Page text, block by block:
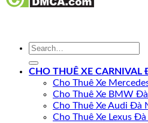
CHO THUÊ XE CARNIVAL
Cho Thuê Xe
Cho Thuê Xe BMW
Cho Thuê Xe Audi Đà
Cho Thuê Xe Lexus